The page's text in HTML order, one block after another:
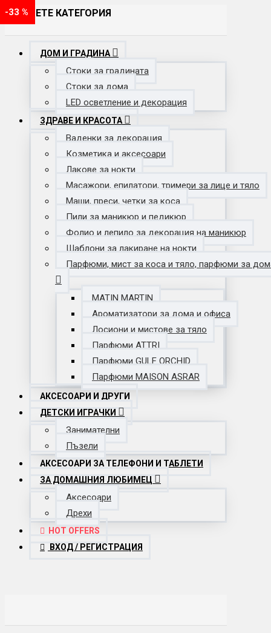
ИЗБЕРЕТЕ КАТЕГОРИЯ
ДОМ И ГРАДИНА
Стоки за градината
Стоки за дома
LED осветление и декорация
ЗДРАВЕ И КРАСОТА
Ваденки за декорация
Козметика и аксесоари
Лакове за нокти
Масажори, епилатори, тримери за лице и тяло
Маши, преси, четки за коса
Пили за маникюр и педикюр
Фолио и лепило за декорация на маникюр
Шаблони за лакиране на нокти
Парфюми, мист за коса и тяло, парфюми за
MATIN MARTIN
Ароматизатори за дома и офиса
Лосиони и мистове за тяло
Парфюми ATTRI
Парфюми GULF ORCHID
Парфюми MAISON ASRAR
АКСЕСОАРИ И ДРУГИ
ДЕТСКИ ИГРАЧКИ
Занимателни
Пъзели
АКСЕСОАРИ ЗА ТЕЛЕФОНИ И ТАБЛЕТИ
ЗА ДОМАШНИЯ ЛЮБИМЕЦ
Аксесоари
Дрехи
HOT OFFERS
ВХОД / РЕГИСТРАЦИЯ
-33 %